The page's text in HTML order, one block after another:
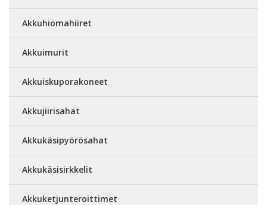
Akkuhiomahiiret
Akkuimurit
Akkuiskuporakoneet
Akkujiirisahat
Akkukäsipyörösahat
Akkukäsisirkkelit
Akkuketjunteroittimet